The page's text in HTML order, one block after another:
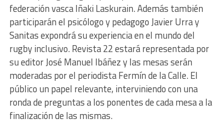
federación vasca Iñaki Laskurain. Además también
participarán el psicólogo y pedagogo Javier Urra y
Sanitas expondrá su experiencia en el mundo del
rugby inclusivo. Revista 22 estará representada por
su editor José Manuel Ibáñez y las mesas serán
moderadas por el periodista Fermín de la Calle. El
público un papel relevante, interviniendo con una
ronda de preguntas a los ponentes de cada mesa a la
finalización de las mismas.